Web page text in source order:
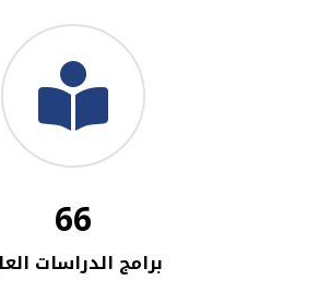
66
برامج الدراسات